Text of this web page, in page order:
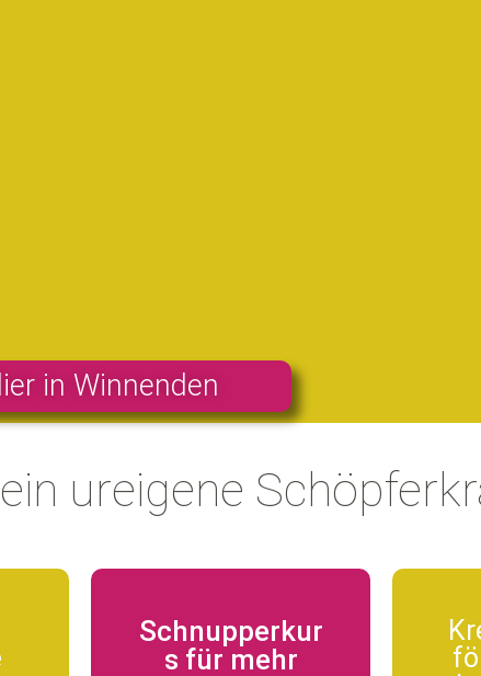
in Winnenden
ureigene
Schnupperkur
s für mehr